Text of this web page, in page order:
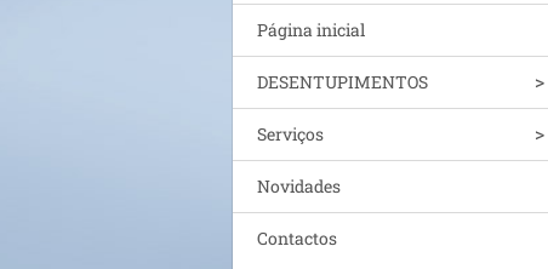
Página inicial
DESENTUPIMENTOS
Serviços
Novidades
Contactos